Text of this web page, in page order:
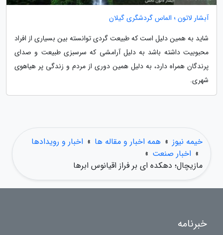
آبشار لاتون ؛ الماس گردشگری گیلان
شاید به همین دلیل است که طبیعت گردی توانسته بین بسیاری از افراد
محبوبیت داشته باشد به دلیل آرامشی که سرسبزی طبیعت و صدای
پرندگان همراه دارد، به دلیل همین دوری از مردم و زندگی پر هیاهوی
شهری.
خیمه نیوز » همه اخبار و مقاله ها » اخبار و رویدادها
» اخبار صنعت »
مازیچال؛ دهکده ای بر فراز اقیانوس ابرها
خبرنامه